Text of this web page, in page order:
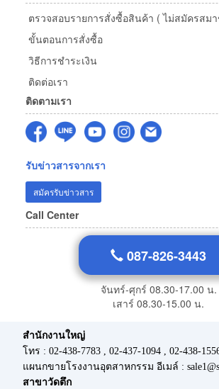
ตรวจสอบรายการสั่งซื้อสินค้า ( ไม่สมัครสม
ขั้นตอนการสั่งซื้อ
วิธีการชำระเงิน
ติดต่อเรา
ติดตามเรา
รับข่าวสารจากเรา
สมัครรับข่าวสาร
Call Center
087-826-3443
จันทร์-ศุกร์ 08.30-17.00 น.
เสาร์ 08.30-15.00 น.
สำนักงานใหญ่
โทร : 02-438-7783 , 02-437-1094 , 02-438-
แผนกขายโรงงานอุตสาหกรรม อีเมล์ :
สาขาวัดตึก